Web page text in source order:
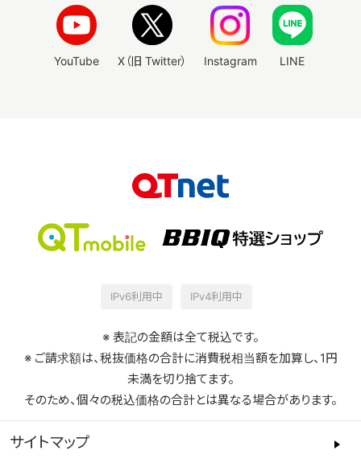
【契約事務手数料】
BBIQ光インターネットの契約事務手数料は880円となり
ます。
よび原状への復元にかかる費用等はお客さまのご負担と
■BBIQの解約
収)：無料、全撤去(引込線を撤去)：11,000円]をお支払
ら24ヵ月以内)に解約の場合は、期間内解約料（ご利用
プランの1ヵ月分の月額基本料相当額）を追加してお支払
YouTube X（旧 Twitter） Instagram LINE
IPv6利用中 IPv4利用中
※ 表記の金額は全て税込です。
※ ご請求額は、税抜価格の合計に消費税相当額を加算し、1円
未満を切り捨てます。
そのため、個々の税込価格の合計とは異なる場合があります。
サイトマップ